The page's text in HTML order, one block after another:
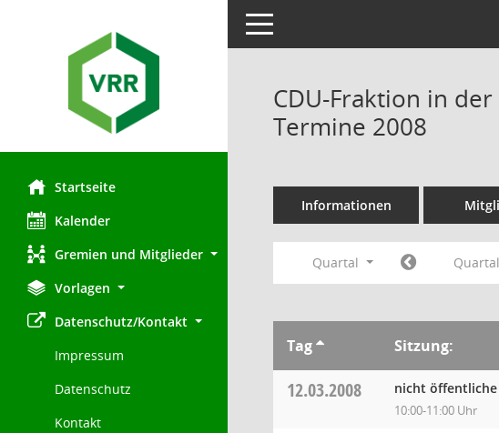
Startseite
Kalender
Gremien und Mitglieder
Vorlagen
Datenschutz/Kontakt
Impressum
Datenschutz
Kontakt
Toggle navigation
CDU-Fraktion in
Termine 2008
Informationen
Quartal
Tag Sitzung:
12.03.2008 nicht öffentliche
10:00-11:00 Uhr